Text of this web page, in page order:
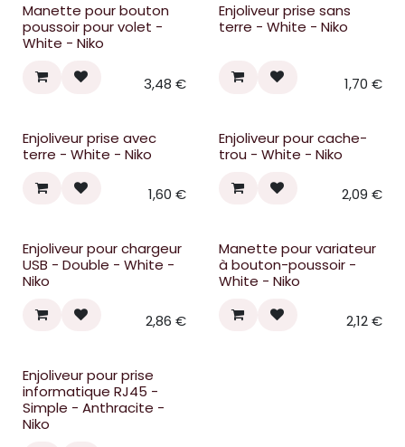
Manette pour bouton
poussoir pour volet -
White - Niko
3,48 €
Enjoliveur prise sans
terre - White - Niko
1,70 €
Enjoliveur prise avec
terre - White - Niko
1,60 €
Enjoliveur pour cache-
trou - White - Niko
2,09 €
Enjoliveur pour chargeur
USB - Double - White -
Niko
2,86 €
Manette pour variateur
à bouton-poussoir -
White - Niko
2,12€
Enjoliveur pour prise
informatique RJ45 -
Simple - Anthracite -
Niko